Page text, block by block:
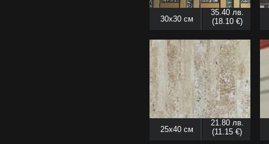
30x30 см
35.40 лв.
(18.10 €)
25x40 см
21.80 лв.
(11.15 €)